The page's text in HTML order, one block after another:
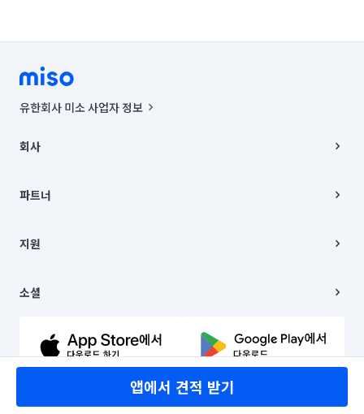
앱에서 견적 받기
유한회사 미소 사업자 정보
00019 |
주소 | 본사: 서울특별시 종로구 율곡로 6(중학동, 트윈트리빌딩) B동 5층
컨택센터 : 서울특별시 종로구 수송동 율곡로 24, 7층, 8층 미소
상품, 상품정보, 거래에 관한 의무와 책임은 거래당사자에게 있습니다.
언론 보도 관련 문의:
© 유한회사 미소. Miso, Inc. All Rights Reserved.
회사
채용
파트너
이사
지원
이용약관
문의하기
소셜
유튜브